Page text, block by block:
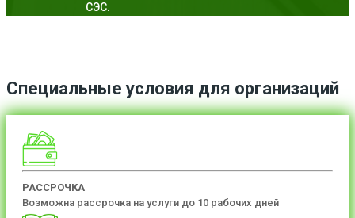
СЭС.
Специальные условия для организаций
РАССРОЧКА
Возможна рассрочка на услуги до 10 рабочих дней